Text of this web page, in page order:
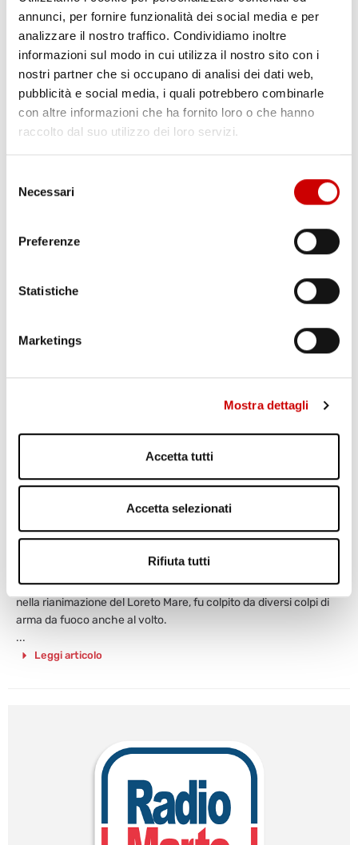
annunci, per fornire funzionalità dei social media e per
analizzare il nostro traffico. Condividiamo inoltre
informazioni sul modo in cui utilizza il nostro sito con i
nostri partner che si occupano di analisi dei dati web,
pubblicità e social media, i quali potrebbero combinarle
con altre informazioni che ha fornito loro o che hanno
raccolto dal suo utilizzo dei loro servizi.
delNecessari
Preferenze
Statistiche
Marketings
Mostra dettagli
Accetta tutti
Accetta selezionati
Rifiuta tutti
NAPOLI: “STESA” NELLA ZONA ORIENTALE,
NESSUN FERITO
Varriale
13 Febbraio 2018
Stesa nella notte tra S. Giovanni a Teduccio e Barra, periferia
Orientale di Napoli. A dare l’allarme un residente della zona,
dell’ordine che hanno rinvenuto 26 bossoli, calibro 9×19, sul ...
Leggi articolo
FERITO IN UN AGGUATO, MUORE DOPO UNA
Varriale
E’ deceduto stamattina Vincenzo Tranquilli, il pregiudicato ferito
la scorsa settimana in un agguato a Barra. Tranquilli, ricoverato
nella rianimazione del Loreto Mare, fu colpito da diversi colpi di
arma da fuoco anche al volto.
...
Leggi articolo